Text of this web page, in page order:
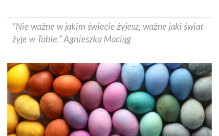
"Nie ważne w jakim świecie żyjesz, ważne jaki świat
żyje w Tobie.” Agnieszka Maciąg